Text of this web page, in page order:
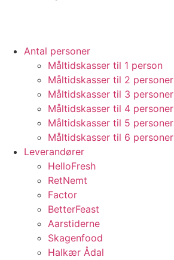
Antal personer
Måltidskasser til 1 person
Måltidskasser til 2 personer
Måltidskasser til 3 personer
Måltidskasser til 4 personer
Måltidskasser til 5 personer
Måltidskasser til 6 personer
Leverandører
HelloFresh
RetNemt
Factor
BetterFeast
Aarstiderne
Skagenfood
Halkær Ådal